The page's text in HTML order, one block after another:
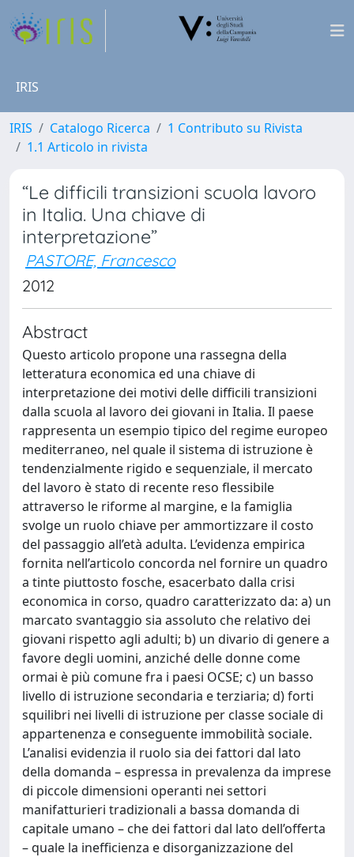
IRIS
IRIS Catalogo Ricerca
1 Contributo su Rivista
1.1 Articolo in rivista
“Le difficili transizioni scuola lavoro
in Italia. Una chiave di
interpretazione”
PASTORE, Francesco
2012
Abstract
Questo articolo propone una rassegna della
letteratura economica ed una chiave di
interpretazione dei motivi delle difficili transizioni
dalla scuola al lavoro dei giovani in Italia. Il paese
rappresenta un esempio tipico del regime europeo
mediterraneo, nel quale il sistema di istruzione è
tendenzialmente rigido e sequenziale, il mercato
del lavoro è stato di recente reso flessibile
attraverso le riforme al margine, e la famiglia
svolge un ruolo chiave per ammortizzare il costo
del passaggio all’età adulta. L’evidenza empirica
fornita nell’articolo concorda nel fornire un quadro
a tinte piuttosto fosche, esacerbato dalla crisi
economica in corso, quadro caratterizzato da: a) un
marcato svantaggio sia assoluto che relativo dei
giovani rispetto agli adulti; b) un divario di genere a
favore degli uomini, anziché delle donne come
ormai è più comune fra i paesi OCSE; c) un basso
livello di istruzione secondaria e terziaria; d) forti
squilibri nei livelli di istruzione per classe sociale di
appartenenza e conseguente immobilità sociale.
L’analisi evidenzia il ruolo sia dei fattori dal lato
della domanda – espressa in prevalenza da imprese
di piccole dimensioni operanti nei settori
manifatturieri tradizionali a bassa domanda di
capitale umano – che dei fattori dal lato dell’offerta
– quale la inefficienza e disorganizzazione del